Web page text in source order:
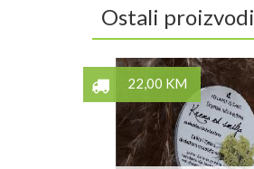
Ostali proizvodi
22,00 KM